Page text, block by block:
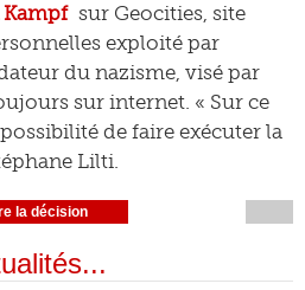
sur Geocities, site
exploité par
du nazisme, visé par
sur internet. « Sur ce
de faire exécuter la
Lilti.
la décision